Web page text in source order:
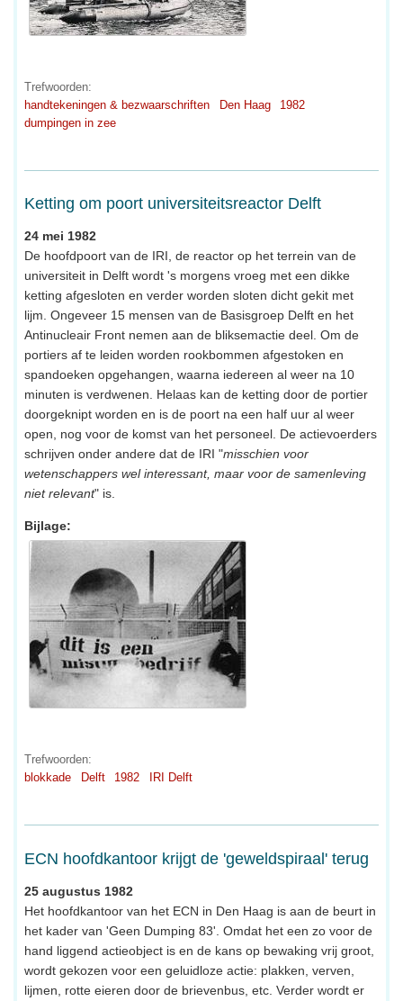
Trefwoorden:
handtekeningen & bezwaarschriften
Den Haag
1982
dumpingen in zee
Ketting om poort universiteitsreactor Delft
24 mei 1982
De hoofdpoort van de IRI, de reactor op het terrein van de
universiteit in Delft wordt 's morgens vroeg met een dikke
ketting afgesloten en verder worden sloten dicht gekit met
lijm. Ongeveer 15 mensen van de Basisgroep Delft en het
Antinucleair Front nemen aan de bliksemactie deel. Om de
portiers af te leiden worden rookbommen afgestoken en
spandoeken opgehangen, waarna iedereen al weer na 10
minuten is verdwenen. Helaas kan de ketting door de portier
doorgeknipt worden en is de poort na een half uur al weer
open, nog voor de komst van het personeel. De actievoerders
schrijven onder andere dat de IRI "misschien voor
wetenschappers wel interessant, maar voor de samenleving
niet relevant" is.
Bijlage:
Trefwoorden:
blokkade
Delft 1982 IRI Delft
ECN hoofdkantoor krijgt de 'geweldspiraal' terug
25 augustus 1982
Het hoofdkantoor van het ECN in Den Haag is aan de beurt in
het kader van 'Geen Dumping 83'. Omdat het een zo voor de
hand liggend actieobject is en de kans op bewaking vrij groot,
wordt gekozen voor een geluidloze actie: plakken, verven,
lijmen, rotte eieren door de brievenbus, etc. Verder wordt er